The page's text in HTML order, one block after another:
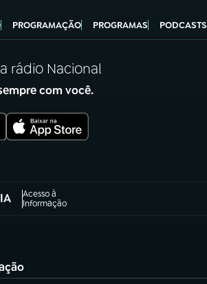
PROGRAMAÇÃO PROGRAMAS PODCASTS
rádio Nacional
com você.
Acesso à
Informação